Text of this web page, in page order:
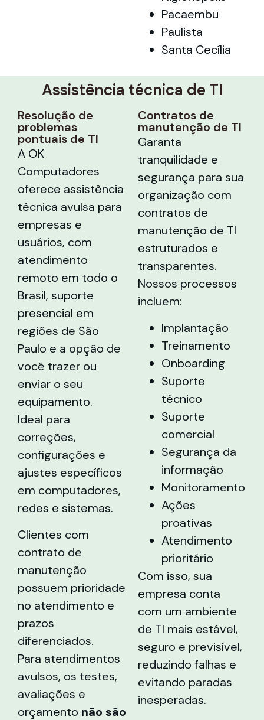
Pacaembu
Paulista
Santa Cecília
Assistência técnica de TI
Resolução de
problemas
pontuais de TI
A OK
Computadores
oferece assistência
técnica avulsa para
empresas e
usuários, com
atendimento
remoto em todo o
Brasil, suporte
presencial em
regiões de São
Paulo e a opção de
você trazer ou
enviar o seu
equipamento.
Ideal para
correções,
configurações e
ajustes específicos
em computadores,
redes e sistemas.
Clientes com
contrato de
manutenção
possuem prioridade
no atendimento e
prazos
diferenciados.
Para atendimentos
avulsos, os testes,
avaliações e
orçamento não são
Contratos de
manutenção de TI
Garanta
tranquilidade e
segurança para sua
organização com
contratos de
manutenção de TI
estruturados e
transparentes.
Nossos processos
incluem:
Implantação
Treinamento
Onboarding
Suporte
técnico
Suporte
comercial
Segurança da
informação
Monitoramento
Ações
proativas
Atendimento
prioritário
Com isso, sua
empresa conta
com um ambiente
de TI mais estável,
seguro e previsível,
reduzindo falhas e
evitando paradas
inesperadas.